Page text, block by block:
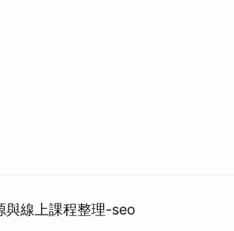
與線上課程整理-seo